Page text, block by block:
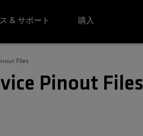
& サポート 購入
Files
Pinout Files